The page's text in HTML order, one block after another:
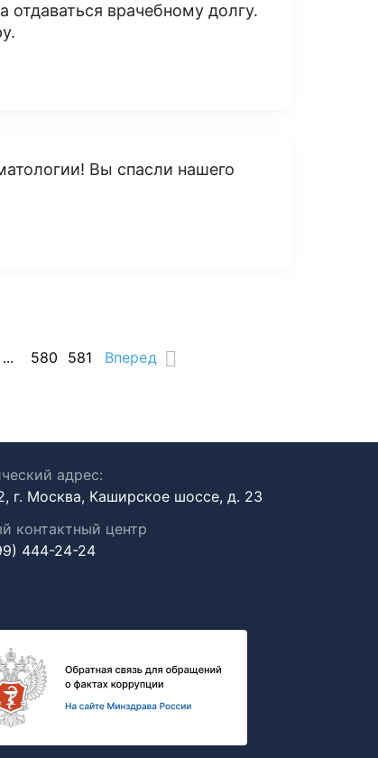
отдаваться врачебному долгу.
Вы спасли нашего
... 580 581 Вперед
адрес:
г. Москва, Каширское шоссе, д. 23
контактный центр
444-24-24